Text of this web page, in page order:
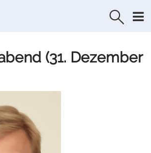
(31. Dezember